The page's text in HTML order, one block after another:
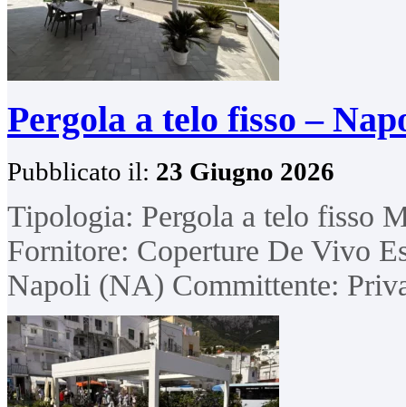
Pergola a telo fisso –
Pubblicato il: 23 Giugno 2026
Tipologia: Pergola a telo fisso
Fornitore: Coperture De Vivo
Napoli (NA) Committente: